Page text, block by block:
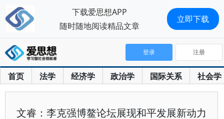
首页 法学 经济学 政治学 国际关系 社会学
登录 注册
文睿：李克强博鳌论坛展现和平发展新动力
下载爱思想APP
随时随地阅读精品文章
立即下载